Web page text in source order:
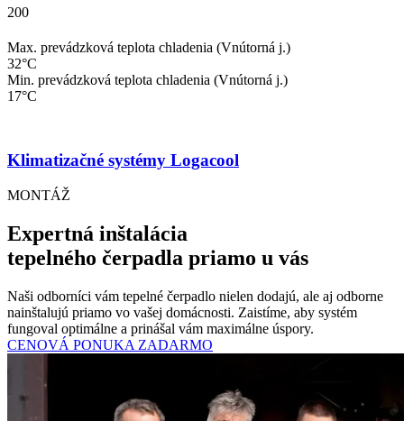
200
Max. prevádzková teplota chladenia (Vnútorná j.)
32°C
Min. prevádzková teplota chladenia (Vnútorná j.)
17°C
Klimatizačné systémy Logacool
MONTÁŽ
Expertná inštalácia
tepelného čerpadla priamo u vás
Naši odborníci vám tepelné čerpadlo nielen dodajú, ale aj odborne
nainštalujú priamo vo vašej domácnosti. Zaistíme, aby systém
fungoval optimálne a prinášal vám maximálne úspory.
CENOVÁ PONUKA ZADARMO